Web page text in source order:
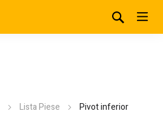
Lista Piese
Pivot inferior